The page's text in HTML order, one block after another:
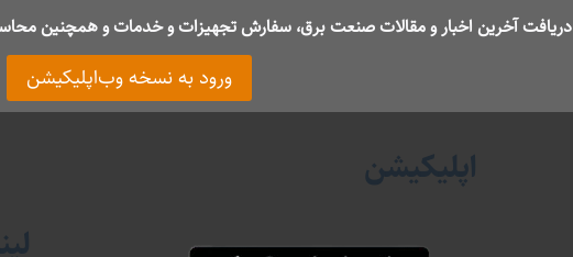
دریافت آخرین اخبار و مقالات صنعت برق، سفارش تجهیزات و خدمات و همچنین
ورود به نسخه وب‌اپلیکیشن
اپلیکیشن